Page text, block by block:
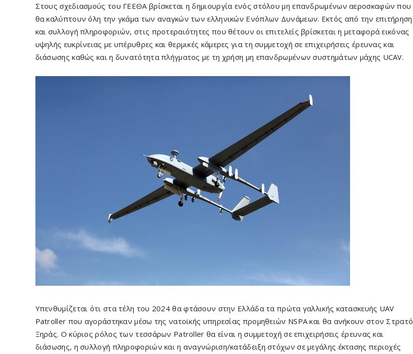
Στους σχεδιασμούς του ΓΕΕΘΑ βρίσκεται η δημιουργία ενός στόλου μη επανδρωμένων αεροσκαφών που
θα καλύπτουν όλη την γκάμα των αναγκών των ελληνικών Ενόπλων Δυνάμεων. Εκτός από την επιτήρηση
και συλλογή πληροφοριών, στις προτεραιότητες που θέτουν οι επιτελείς βρίσκεται η μεταφορά εικόνας
υψηλής ευκρίνειας με υπέρυθρες και θερμικές κάμερες για τη συμμετοχή σε επιχειρήσεις έρευνας και
διάσωσης καθώς και η δυνατότητα πλήγματος με τη χρήση μη επανδρωμένων συστημάτων μάχης UCAV.
Υπενθυμίζεται ότι στα τέλη του 2024 θα φτάσουν στην Ελλάδα τα πρώτα γαλλικής κατασκευής UAV
Patroller που αγοράστηκαν μέσω της νατοϊκής υπηρεσίας προμηθειών NSPA και θα ανήκουν στον Στρατό
Ξηράς. Ο κύριος ρόλος των τεσσάρων Patroller θα είναι η συμμετοχή σε επιχειρήσεις έρευνας και
διάσωσης, η συλλογή πληροφοριών και η αναγνώριση/κατάδειξη στόχων σε μεγάλης έκτασης περιοχές